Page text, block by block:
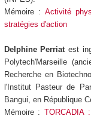
Mémoire : Activité
stratégies d'action
Delphine Perriatest
Polytech'Marseille
Recherche en
l'Institut Pasteur de
Bangui, en République
Mémoire :TORCADIA